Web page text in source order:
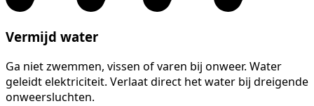
Vermijd water
Ga niet zwemmen, vissen of varen bij onweer. Water
geleidt elektriciteit. Verlaat direct het water bij dreigende
onweersluchten.